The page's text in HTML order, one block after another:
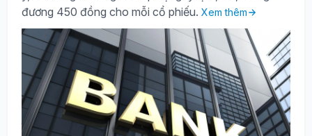
đương 450 đồng cho mỗi cổ phiếu. Xem thêm